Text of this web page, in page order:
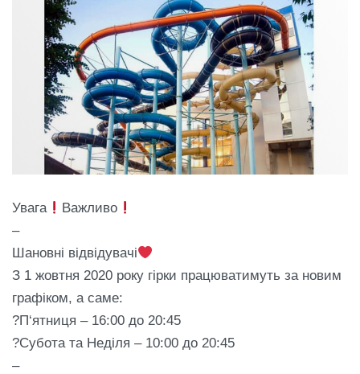
Увага
Важливо
–
Шановні відвідувачі
З 1 жовтня 2020 року гірки працюватимуть за новим
графіком, а саме:
?П‘ятниця – 16:00 до 20:45
?Субота та Неділя – 10:00 до 20:45
–